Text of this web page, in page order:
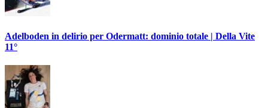
Adelboden in delirio per Odermatt: dominio totale | Della Vite
11°